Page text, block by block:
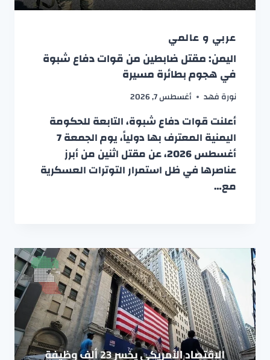
عربي و عالمي
اليمن: مقتل ضابطين من قوات دفاع شبوة
في هجوم بطائرة مسيرة
نورة فهد أغسطس 7, 2026
أعلنت قوات دفاع شبوة، التابعة للحكومة
اليمنية المعترف بها دولياً، يوم الجمعة 7
أغسطس 2026، عن مقتل اثنين من أبرز
عناصرها في ظل استمرار التوترات العسكرية
مع…